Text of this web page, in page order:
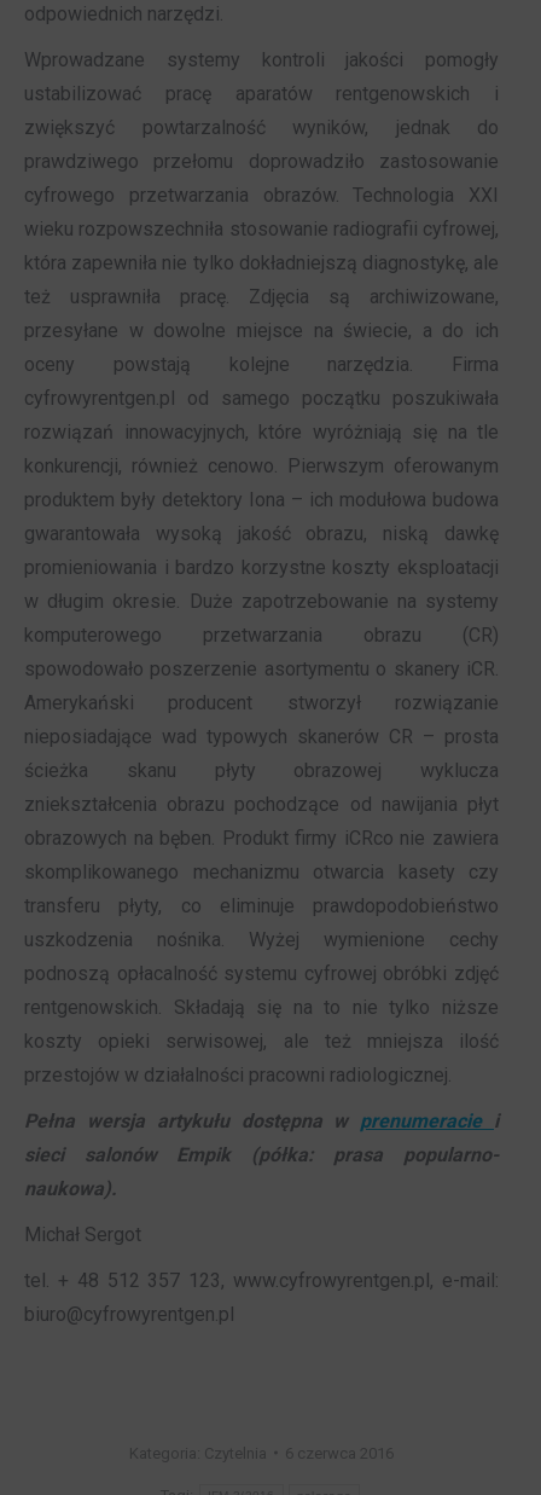
odpowiednich narzędzi.
Wprowadzane systemy kontroli jakości pomogły
ustabilizować pracę aparatów rentgenowskich i
zwiększyć powtarzalność wyników, jednak do
prawdziwego przełomu doprowadziło zastosowanie
cyfrowego przetwarzania obrazów. Technologia XXI
wieku rozpowszechniła stosowanie radiografii cyfrowej,
która zapewniła nie tylko dokładniejszą diagnostykę, ale
też usprawniła pracę. Zdjęcia są archiwizowane,
przesyłane w dowolne miejsce na świecie, a do ich
oceny powstają kolejne narzędzia. Firma
cyfrowyrentgen.pl od samego początku poszukiwała
rozwiązań innowacyjnych, które wyróżniają się na tle
konkurencji, również cenowo. Pierwszym oferowanym
produktem były detektory Iona – ich modułowa budowa
gwarantowała wysoką jakość obrazu, niską dawkę
promieniowania i bardzo korzystne koszty eksploatacji
w długim okresie. Duże zapotrzebowanie na systemy
komputerowego przetwarzania obrazu (CR)
spowodowało poszerzenie asortymentu o skanery iCR.
Amerykański producent stworzył rozwiązanie
nieposiadające wad typowych skanerów CR – prosta
ścieżka skanu płyty obrazowej wyklucza
zniekształcenia obrazu pochodzące od nawijania płyt
obrazowych na bęben. Produkt firmy iCRco nie zawiera
skomplikowanego mechanizmu otwarcia kasety czy
transferu płyty, co eliminuje prawdopodobieństwo
uszkodzenia nośnika. Wyżej wymienione cechy
podnoszą opłacalność systemu cyfrowej obróbki zdjęć
rentgenowskich. Składają się na to nie tylko niższe
koszty opieki serwisowej, ale też mniejsza ilość
przestojów w działalności pracowni radiologicznej.
Pełna wersja artykułu dostępna w prenumeracie i
sieci salonów Empik (półka: prasa popularno-
naukowa).
Michał Sergot
tel. + 48 512 357 123, www.cyfrowyrentgen.pl, e-mail:
biuro@cyfrowyrentgen.pl
Kategoria: Czytelnia 6 czerwca 2016